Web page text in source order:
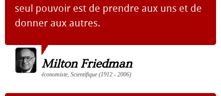
seul pouvoir est de prendre aux uns et de
donner aux autres.
Milton Friedman
économiste, Scientifique (1912 - 2006)